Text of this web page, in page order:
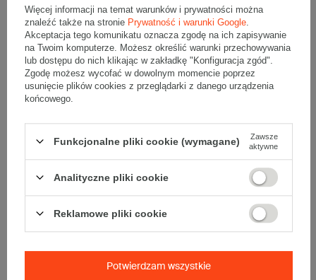
Wymiary
• zewnętrzne:500x305x325 mm
• wewnętrzne:478x292x320 mm
• pojemność:
Materiał
• fala:B
• gramatura:440 g/m2
Dodatkowe:
• waga jednostkowa (+/-5%):590 g
• typ fefco: F0469
• Poczta Polska Paczka B
Więcej informacji na temat warunków i prywatności można
znaleźć także na stronie Prywatność i warunki Google
Akceptacja tego komunikatu oznacza zgodę na ich zapisywanie
na Twoim komputerze. Możesz określić warunki przechowywania
lub dostępu do nich klikając w zakładkę "Konfiguracja zgód".
Zgodę możesz wycofać w dowolnym momencie poprzez
usunięcie plików cookies z przeglądarki z danego urządzenia
końcowego.
Funkcjonalne pliki cookie (wymagane)
Zawsze
aktywne
Analityczne pliki cookie
Reklamowe pliki cookie
Potwierdzam wszystkie